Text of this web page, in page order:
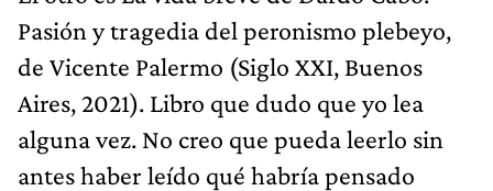
Pasión y tragedia del peronismo plebeyo,
de Vicente Palermo (Siglo XXI, Buenos
Aires, 2021). Libro que dudo que yo lea
alguna vez. No creo que pueda leerlo sin
antes haber leído qué habría pensado